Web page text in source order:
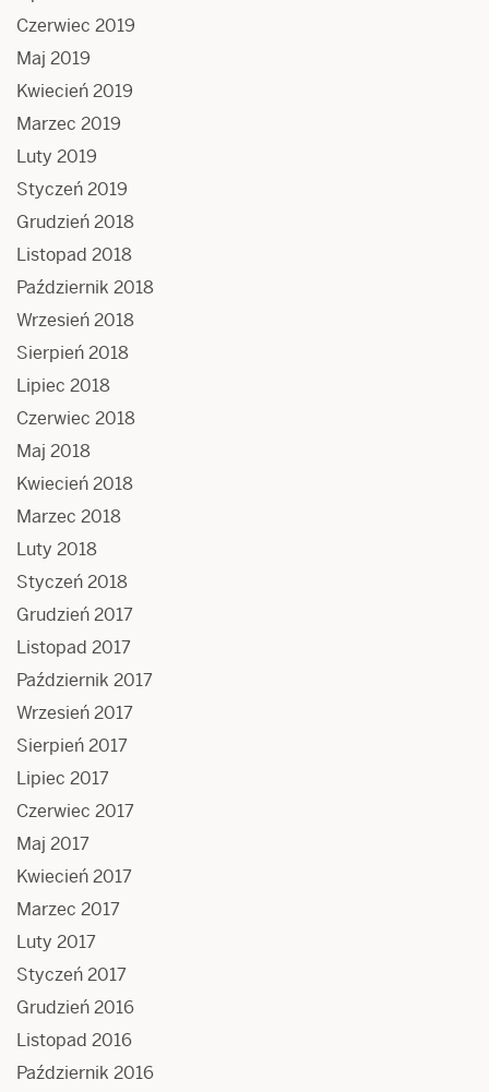
Czerwiec 2019
Maj 2019
Kwiecień 2019
Marzec 2019
Luty 2019
Styczeń 2019
Grudzień 2018
Listopad 2018
Październik 2018
Wrzesień 2018
Sierpień 2018
Lipiec 2018
Czerwiec 2018
Maj 2018
Kwiecień 2018
Marzec 2018
Luty 2018
Styczeń 2018
Grudzień 2017
Listopad 2017
Październik 2017
Wrzesień 2017
Sierpień 2017
Lipiec 2017
Czerwiec 2017
Maj 2017
Kwiecień 2017
Marzec 2017
Luty 2017
Styczeń 2017
Grudzień 2016
Listopad 2016
Październik 2016